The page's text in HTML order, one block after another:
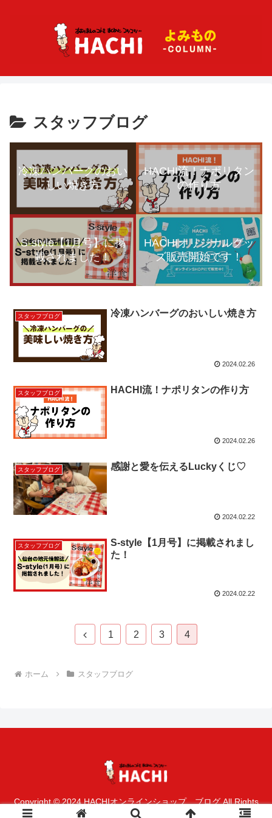
スタッフブログ
冷凍ハンバーグのおい
しい焼き方
HACHI流！ナポリタン
の作り方
S-style【1月号】に掲
載されました！
HACHIオリジナルグッ
ズ販売開始です！
スタッフブログ 冷凍ハンバーグのおいしい焼き方
2024.02.26
スタッフブログ HACHI流！ナポリタンの作り方
2024.02.26
スタッフブログ 感謝と愛を伝えるLuckyくじ♡
2024.02.22
スタッフブログ
S-style【1月号】に掲載されまし
た！
2024.02.22
前
1 2 3 4
ホーム スタッフブログ
Copyright © 2024 HACHIオンラインショップ ブログ All Rights